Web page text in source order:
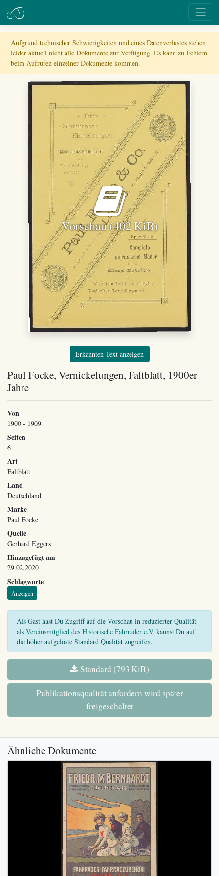
Aufgrund technischer Schwierigkeiten und eines Datenverlustes stehen
leider aktuell nicht alle Dokumente zur Verfügung. Es kann zu Fehlern
beim Aufrufen einzelner Dokumente kommen.
Vorschau (402 KiB)
Erkannten Text anzeigen
Paul Focke, Vernickelungen, Faltblatt, 1900er
Jahre
Von
1900 - 1909
Seiten
6
Art
Faltblatt
Land
Deutschland
Marke
Paul Focke
Quelle
Gerhard Eggers
Hinzugefügt am
29.02.2020
Schlagworte
Anzeigen
Als Gast hast Du Zugriff auf die Vorschau in reduzierter Qualität,
als Vereinsmitglied des Historische Fahrräder e.V. kannst Du auf
die höher aufgelöste Standard Qualität zugreifen.
Standard (793 KiB)
Publikationsqualität anfordern wird später
freigeschaltet
Ähnliche Dokumente